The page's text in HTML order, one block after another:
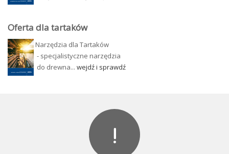
Oferta dla tartaków
Narzędzia dla Tartaków
- specjalistyczne narzędzia
do drewna... wejdź i sprawdź